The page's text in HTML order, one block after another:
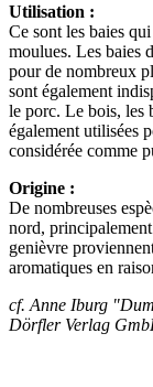
Utilisation :
Ce sont les baies
moulues. Les baies
pour de nombreux
sont également
le porc. Le bois, les
également utilisées
considérée comme
Origine :
De nombreuses
nord,
genièvre
aromatiques en
cf. Anne Iburg
Dörfler Verlag